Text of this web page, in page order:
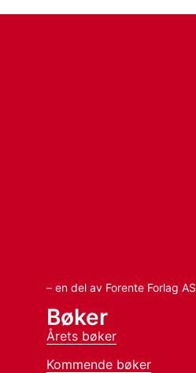
– en del av Forente Forlag AS
Bøker
Årets bøker
Kommende bøker